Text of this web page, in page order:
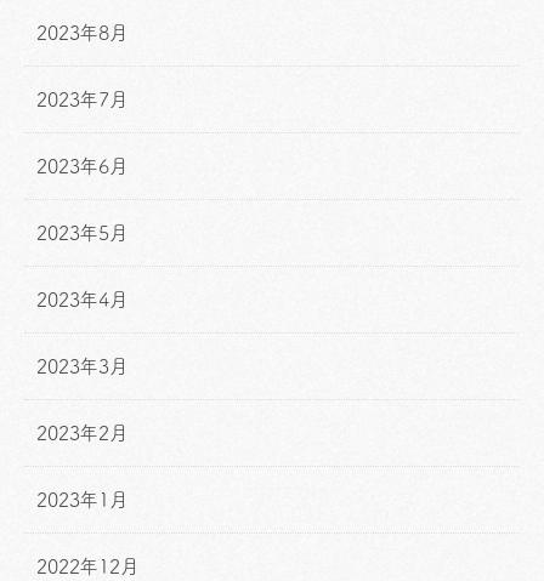
2023年8月
2023年7月
2023年6月
2023年5月
2023年4月
2023年3月
2023年2月
2023年1月
2022年12月